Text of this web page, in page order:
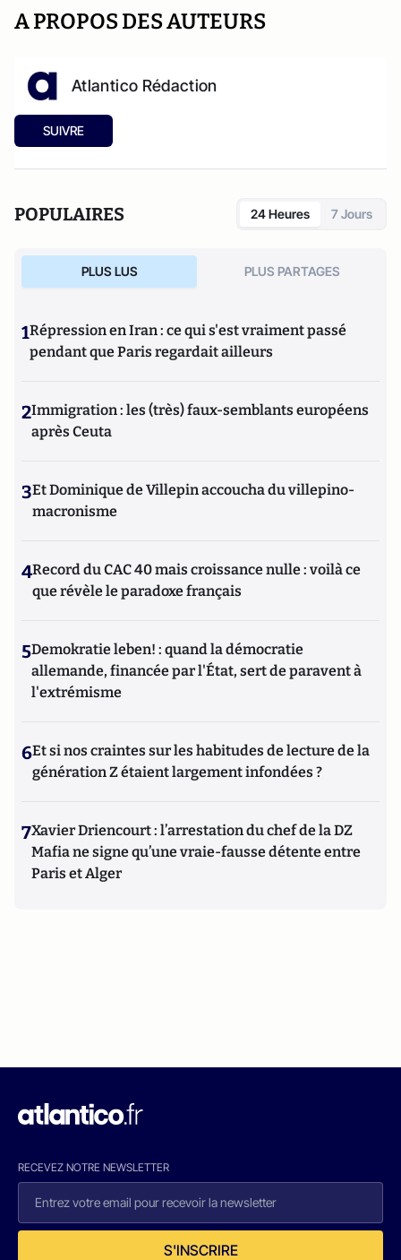
A PROPOS DES AUTEURS
Atlantico Rédaction
SUIVRE
POPULAIRES 24 Heures 7 Jours
PLUS LUS PLUS PARTAGES
1Répression en Iran : ce qui s'est vraiment passé
pendant que Paris regardait ailleurs
2Immigration : les (très) faux-semblants européens
après Ceuta
3Et Dominique de Villepin accoucha du villepino-
macronisme
4Record du CAC 40 mais croissance nulle : voilà ce
que révèle le paradoxe français
5Demokratie leben! : quand la démocratie
allemande, financée par l'État, sert de paravent à
l'extrémisme
6Et si nos craintes sur les habitudes de lecture de la
génération Z étaient largement infondées ?
7Xavier Driencourt : l’arrestation du chef de la DZ
Mafia ne signe qu’une vraie-fausse détente entre
Paris et Alger
RECEVEZ NOTRE NEWSLETTER
S'INSCRIRE